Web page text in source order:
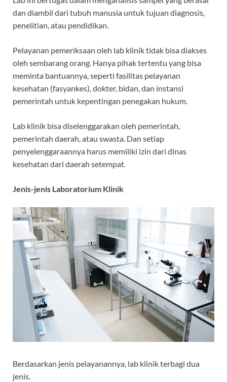
dan diambil dari tubuh manusia untuk tujuan diagnosis,
penelitian, atau pendidikan.
Pelayanan pemeriksaan oleh lab klinik tidak bisa diakses
oleh sembarang orang. Hanya pihak tertentu yang bisa
meminta bantuannya, seperti fasilitas pelayanan
kesehatan (fasyankes), dokter, bidan, dan instansi
pemerintah untuk kepentingan penegakan hukum.
Lab klinik bisa diselenggarakan oleh pemerintah,
pemerintah daerah, atau swasta. Dan setiap
penyelenggaraannya harus memiliki izin dari dinas
kesehatan dari daerah setempat.
Jenis-jenis Laboratorium Klinik
Berdasarkan jenis pelayanannya, lab klinik terbagi dua
jenis.